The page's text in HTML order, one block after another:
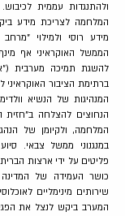
ולהתנגדות עממית
המלחמה לצריכת מידע
מידע רוסי ולמילוי
הממשל האוקראיני אף
להשגת תמיכה מערבית
ברתימת הציבור האוקראיני
המנהיגות של הנשיא
הנחוצים להצלחה ב"חזית
המלחמה, ולקיומן של
במנגנוני ממשל צבאי.
פליטים על ידי ארצות
כושר העמידה של המדינה
שירותים מינימליים
המערב ביקש לנצל את